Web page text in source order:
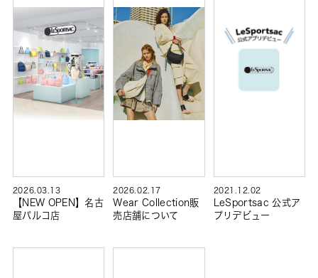
2026.03.13
【NEW OPEN】名古
屋パルコ店
2026.02.17
Wear Collection販
売店舗について
2021.12.02
LeSportsac 公式ア
プリデビュー